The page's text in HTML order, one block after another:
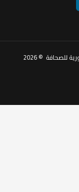
© 2026